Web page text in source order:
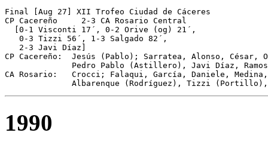
Final [Aug 27] XII Trofeo Ciudad de Cáceres
CP Cacereño	2-3 CA Rosario Central
  [0-1 Visconti 17´, 0-2 Orive (og) 21´,
   0-3 Tizzi 56´, 1-3 Salgado 82´,
   2-3 Javi Díaz]
CP Cacereño:  Jesús (Pablo); Sarratea, Alonso, César,
Pedro Pablo (Astillero), Javi Díaz,
CA Rosario:   Crocci; Falaqui, García, Daniele, Medina,
Albarenque (Rodríguez), Tizzi
1990